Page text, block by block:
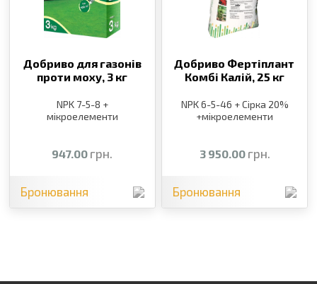
Добриво для газонів
проти моху, 3 кг
NPK 7-5-8 +
мікроелементи
947.00 грн.
Бронювання
Добриво Фертіплант
Комбі Калій, 25 кг
NPK 6-5-46 + Сірка 20%
+мікроелементи
3 950.00 грн.
Бронювання